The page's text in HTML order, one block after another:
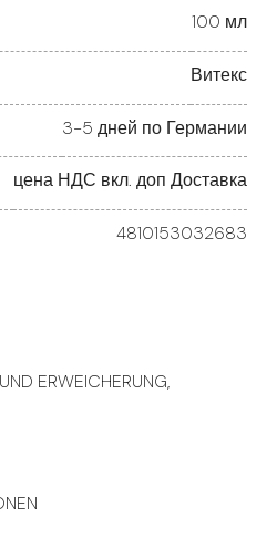
100 мл
Витекс
3-5 дней по Германии
цена НДС вкл. доп Доставка
4810153032683
ERWEICHERUNG,